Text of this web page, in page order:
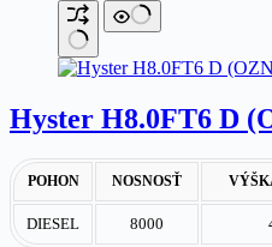
Hyster H8.0FT6 D
POHON NOSNOSŤ
DIESEL 8000